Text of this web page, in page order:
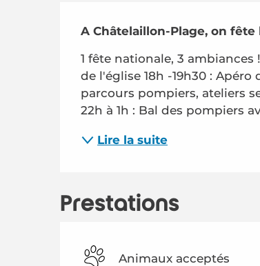
Description
A Châtelaillon-Plage, on fête
1 fête nationale, 3 ambiances
de l'église 18h -19h30 :
parcours pompiers, ateliers
22h à 1h : Bal des pompiers
Lire la suite
Prestations
Animaux acceptés